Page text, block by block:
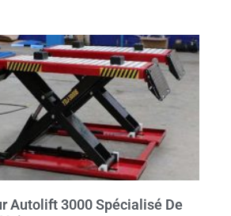
Autolift 3000 Spécialisé De